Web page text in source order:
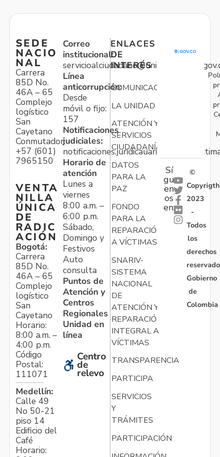
SEDE
NACIO
NAL
Carrera
85D No.
46A – 65
Complejo
logístico
San
Cayetano
Conmutador:
+57 (601)
7965150
VENTA
NILLA
ÚNICA
DE
RADIC
ACIÓN
Bogotá:
Carrera
85D No.
46A – 65
Complejo
logístico
San
Cayetano
Horario:
8:00 a.m. –
4:00 p.m.
Código
Postal:
111071
Medellín:
Calle 49
No 50-21
piso 14
Edificio del
Café
Horario:
Correo
institucional:
Línea
anticorrupción:
Desde
móvil o fijo:
157
Notificaciones
judiciales:
Horario de
atención
Lunes a
viernes
8:00 a.m. –
6:00 p.m.
Sábado,
Domingo y
Festivos
Auto
consulta
Puntos de
Atención y
Centros
Regionales
Unidad en
línea
Centro
de
relevo
ENLACES
DE
INTERÉS
COMUNICACIONES
LA UNIDAD
ATENCIÓN Y
SERVICIOS
CIUDADANÍA
DATOS
PARA LA
PAZ
FONDO
PARA LA
REPARACIÓN
A VÍCTIMAS
SNARIV-
SISTEMA
NACIONAL
DE
ATENCIÓN Y
REPARACIÓN
INTEGRAL A
VÍCTIMAS
TRANSPARENCIA
PARTICIPA
SERVICIOS
Y
TRÁMITES
PARTICIPACIÓN
Sí
gu
en
os
en:
©
Copyrigth
2023
-
Todos
los
derechos
Gobierno
de
Colombia